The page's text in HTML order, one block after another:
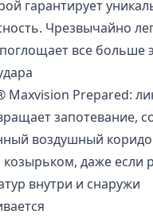
гарантирует
Чрезвычайно
все больше
Maxvision Prepared:
запотевание,
воздушный
козырьком, даже если
внутри и снаружи